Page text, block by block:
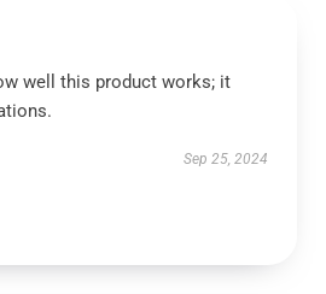
well this product works; it
Sep 25, 2024